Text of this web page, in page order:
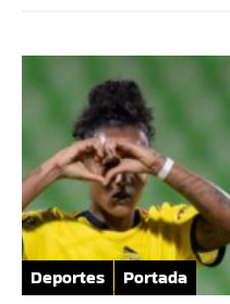
Deportes Portada